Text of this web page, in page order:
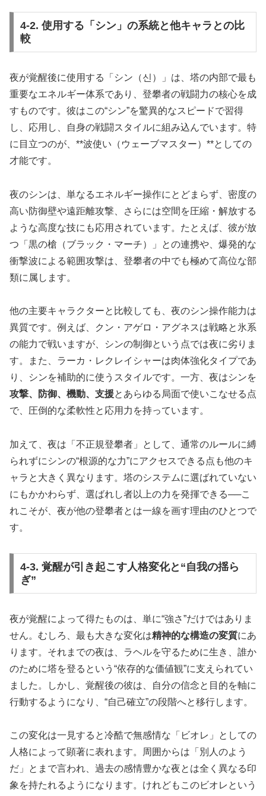
4-2. 使用する「シン」の系統と他キャラとの比
較
夜が覚醒後に使用する「シン（신）」は、塔の内部で最も
重要なエネルギー体系であり、登攀者の戦闘力の核心を成
すものです。彼はこの“シン”を驚異的なスピードで習得
し、応用し、自身の戦闘スタイルに組み込んでいます。特
に目立つのが、**波使い（ウェーブマスター）**としての
才能です。
夜のシンは、単なるエネルギー操作にとどまらず、密度の
高い防御壁や遠距離攻撃、さらには空間を圧縮・解放する
ような高度な技にも応用されています。たとえば、彼が放
つ「黒の槍（ブラック・マーチ）」との連携や、爆発的な
衝撃波による範囲攻撃は、登攀者の中でも極めて高位な部
類に属します。
他の主要キャラクターと比較しても、夜のシン操作能力は
異質です。例えば、クン・アゲロ・アグネスは戦略と氷系
の能力で戦いますが、シンの制御という点では夜に劣りま
す。また、ラーカ・レクレイシャーは肉体強化タイプであ
り、シンを補助的に使うスタイルです。一方、夜はシンを
攻撃、防御、機動、支援とあらゆる局面で使いこなせる点
で、圧倒的な柔軟性と応用力を持っています。
加えて、夜は「不正規登攀者」として、通常のルールに縛
られずにシンの“根源的な力”にアクセスできる点も他のキ
ャラと大きく異なります。塔のシステムに選ばれていない
にもかかわらず、選ばれし者以上の力を発揮できる──こ
れこそが、夜が他の登攀者とは一線を画す理由のひとつで
す。
4-3. 覚醒が引き起こす人格変化と“自我の揺ら
ぎ”
夜が覚醒によって得たものは、単に“強さ”だけではありま
せん。むしろ、最も大きな変化は精神的な構造の変質にあ
ります。それまでの夜は、ラヘルを守るために生き、誰か
のために塔を登るという“依存的な価値観”に支えられてい
ました。しかし、覚醒後の彼は、自分の信念と目的を軸に
行動するようになり、“自己確立”の段階へと移行します。
この変化は一見すると冷酷で無感情な「ビオレ」としての
人格によって顕著に表れます。周囲からは「別人のよう
だ」とまで言われ、過去の感情豊かな夜とは全く異なる印
象を持たれるようになります。けれどもこのビオレという